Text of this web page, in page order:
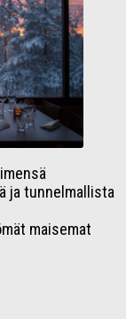
ja tunnelmallista
maisemat